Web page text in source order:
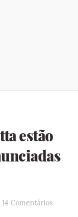
estão
14 Comentários